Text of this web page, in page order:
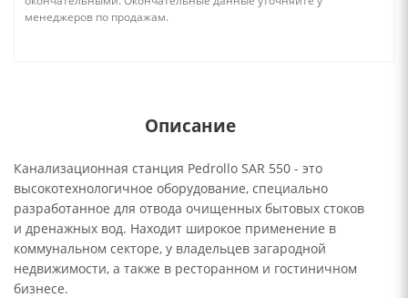
менеджеров по продажам.
Описание
Канализационная станция Pedrollo SAR 550 - это
высокотехнологичное оборудование, специально
разработанное для отвода очищенных бытовых стоков
и дренажных вод. Находит широкое применение в
коммунальном секторе, у владельцев загародной
недвижимости, а также в ресторанном и гостиничном
бизнесе.